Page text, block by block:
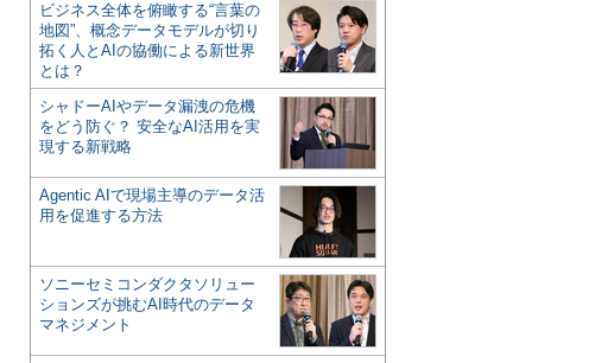
ビジネス全体を俯瞰する“言葉の
地図”、概念データモデルが切り
拓く人とAIの協働による新世界
とは？
シャドーAIやデータ漏洩の危機
をどう防ぐ？ 安全なAI活用を実
現する新戦略
Agentic AIで現場主導のデータ活
用を促進する方法
ソニーセミコンダクタソリュー
ションズが挑むAI時代のデータ
マネジメント